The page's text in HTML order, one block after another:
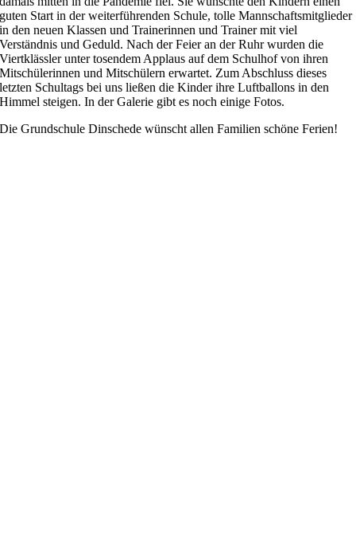
guten Start in der weiterführenden Schule, tolle Mannschaftsmitglieder
in den neuen Klassen und Trainerinnen und Trainer mit viel
Verständnis und Geduld. Nach der Feier an der Ruhr wurden die
Viertklässler unter tosendem Applaus auf dem Schulhof von ihren
Mitschülerinnen und Mitschülern erwartet. Zum Abschluss dieses
letzten Schultags bei uns ließen die Kinder ihre Luftballons in den
Himmel steigen. In der Galerie gibt es noch einige Fotos.
Die Grundschule Dinschede wünscht allen Familien schöne Ferien!